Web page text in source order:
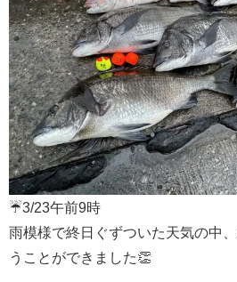
☔3/23午前9時
雨模様で終日ぐずついた天気の中
うことができました👏